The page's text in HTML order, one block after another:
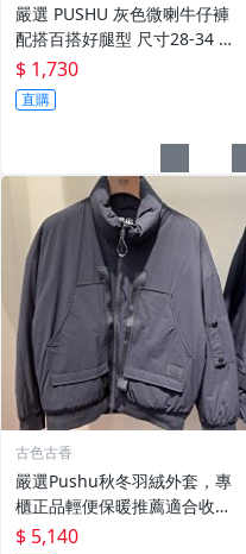
嚴選 PUSHU 灰色微喇牛仔褲
配搭百搭好腿型 尺寸28-34 灰
色牛仔褲 潮流穿搭 修身設計
$ 1,730
直購
古色古香
嚴選Pushu秋冬羽絨外套，專
櫃正品輕便保暖推薦適合收藏
秋冬羽絨 外套 保暖
$ 5,140